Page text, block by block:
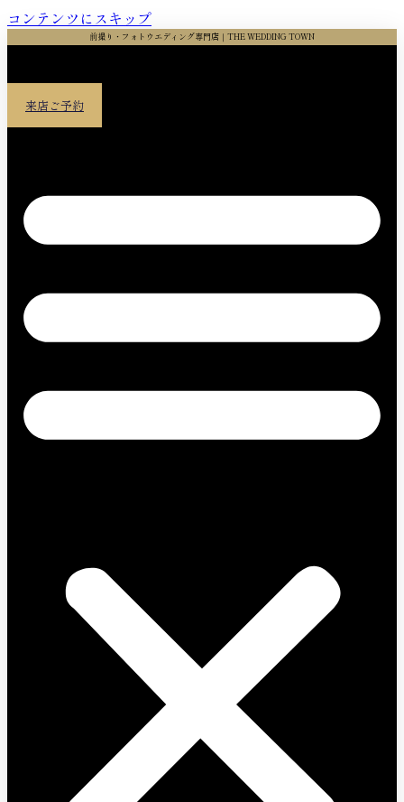
コンテンツにスキップ
前撮り・フォトウエディング専門店｜THE WEDDING TOWN
来店ご予約